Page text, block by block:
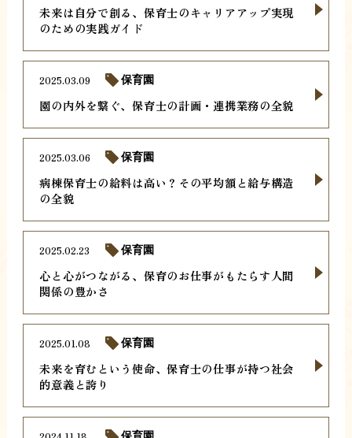
未来は自分で創る、保育士のキャリアアップ実現
のための実践ガイド
園の内外を繋ぐ、保育士の計画・連携業務の全貌
2025.03.09 保育園
病棟保育士の給料は高い？その平均額と給与構造
の全貌
2025.03.06 保育園
心と心がつながる、保育のお仕事がもたらす人間
関係の豊かさ
2025.02.23 保育園
未来を育むという使命、保育士の仕事が持つ社会
的意義と誇り
2025.01.08 保育園
保育園